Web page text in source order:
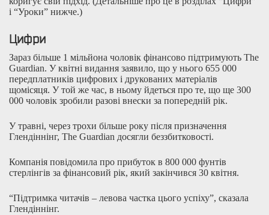
і “Уроки” нижче.)
Цифри
Зараз більше 1 мільйона чоловік фінансово підтримують The
Guardian. У квітні видання заявило, що у нього 655 000
передплатників цифрових і друкованих матеріалів
щомісяця. У той же час, в ньому йдеться про те, що ще 300
000 чоловік зробили разові внески за попередній рік.
У травні, через трохи більше року після призначення
Глендіннінг, The Guardian досягли беззбитковості.
Компанія повідомила про прибуток в 800 000 фунтів
стерлінгів за фінансовий рік, який закінчився 30 квітня.
“Підтримка читачів – левова частка цього успіху”, сказала
Глендіннінг.